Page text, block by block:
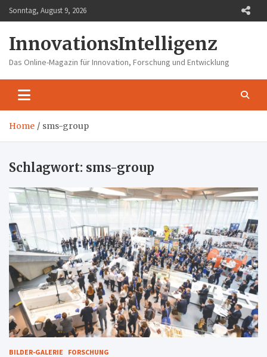
Skip
to
Sonntag, August 9, 2026
InnovationsIntelligenz
Das Online-Magazin für Innovation, Forschung und Entwicklung
Home sms-group
Schlagwort: sms-group
BILDER-GALERIE FORSCHUNG